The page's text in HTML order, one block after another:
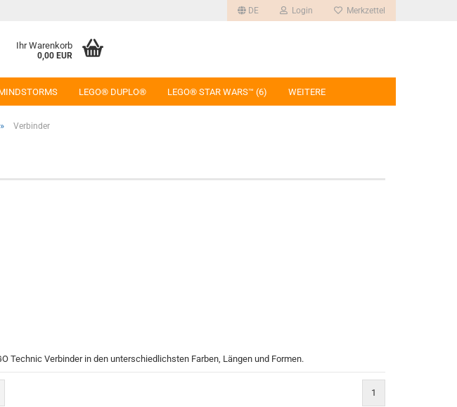
DE Login Merkzettel
Ihr Warenkorb
0,00 EUR
LEGO® DUPLO® LEGO® STAR WARS™ (6) WEITERE
» Verbinder
Technic Verbinder in den unterschiedlichsten Farben, Längen und Formen.
1